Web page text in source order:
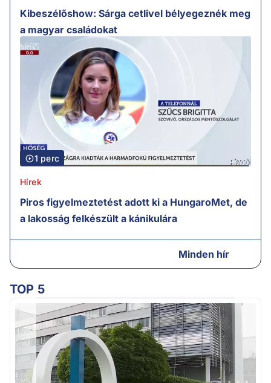
Kibeszélőshow: Sárga cetlivel bélyegeznék meg
a magyar családokat
1 perc
Hírek
Piros figyelmeztetést adott ki a HungaroMet, de
a lakosság felkészült a kánikulára
Minden hír
TOP 5